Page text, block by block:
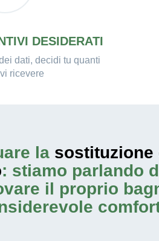
DESIDERATI
dati, decidi tu quanti
ricevere
la sostituzione
: stiamo parlando
il proprio